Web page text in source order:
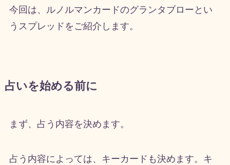
今回は、ルノルマンカードのグランタブローとい
うスプレッドをご紹介します。
占いを始める前に
まず、占う内容を決めます。
占う内容によっては、キーカードも決めます。キ